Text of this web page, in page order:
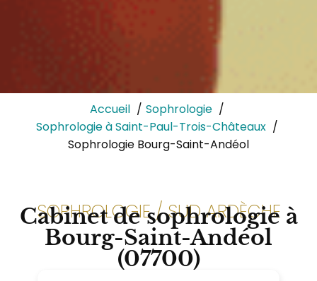
Accueil
Sophrologie
Sophrologie à Saint-Paul-Trois-Châteaux
Sophrologie Bourg-Saint-Andéol
SOPHROLOGIE / SUD ARDÈCHE
Cabinet de sophrologie à
Bourg-Saint-Andéol
(07700)